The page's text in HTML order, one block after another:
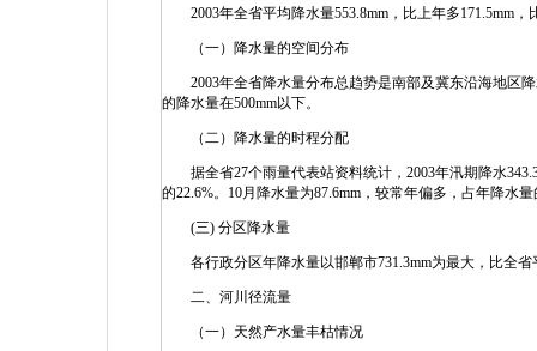
2003年全省平均降水量553.8mm，比上年多171.5mm，
（一）降水量的空间分布
2003年全省降水量分布总趋势是南部及冀东沿海地区降
的降水量在500mm以下。
（二）降水量的时程分配
据全省27个雨量代表站资料统计，2003年汛期降水
的22.6%。10月降水量为87.6mm，较常年偏多，占年降水量
(三) 分区降水量
各行政分区年降水量以邯郸市731.3mm为最大，比全省
二、河川径流量
（一）天然产水量丰枯情况